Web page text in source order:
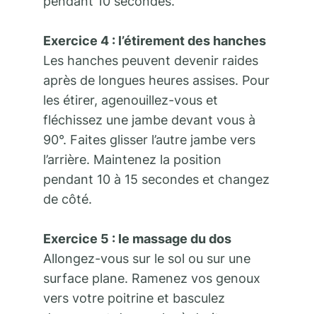
Exercice 4 : l’étirement des hanches
Les hanches peuvent devenir raides
après de longues heures assises. Pour
les étirer, agenouillez-vous et
fléchissez une jambe devant vous à
90°. Faites glisser l’autre jambe vers
l’arrière. Maintenez la position
pendant 10 à 15 secondes et changez
de côté.
Exercice 5 : le massage du dos
Allongez-vous sur le sol ou sur une
surface plane. Ramenez vos genoux
vers votre poitrine et basculez